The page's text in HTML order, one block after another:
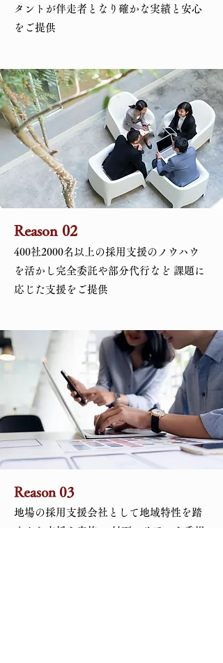
タントが伴走者となり確かな実績と安心
をご提供
Reason 02
400社2000名以上の採用支援のノウハウ
を活かし完全委託や部分代行など 課題に
応じた支援をご提供
Reason 03
地場の採用支援会社として地域特性を踏
まえた支援を実施。 対面・リアルを重視